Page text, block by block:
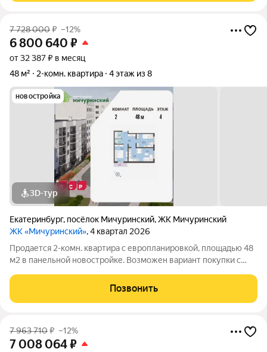
7 728 000₽ –12%
6 800 640 ₽
от 32 387 ₽ в месяц
48 м²
2-комн. квартира 4 этаж из 8
новостройка
3D-тур
Екатеринбург, посёлок Мичуринский,ЖК Мичуринский
ЖК «Мичуринский», 4 квартал 2026
Продается 2-комн. квартира с европланировкой, площадью 48
м2 в панельной новостройке. Возможен вариант покупки с
кухня 4.9 м2, отделка под ключ, балконов - 1. Квартира
располагается на 4 этаже
Позвонить
7 963 710₽ –12%
7 008 064₽